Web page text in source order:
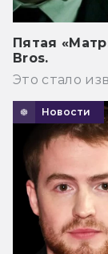
Пятая
Bros.
Это стало
Новости